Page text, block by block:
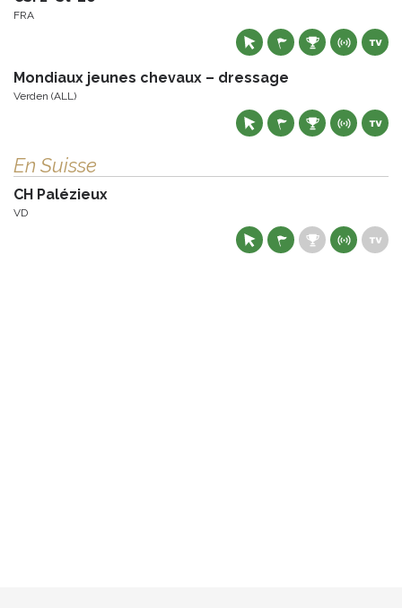
FRA
Mondiaux jeunes chevaux – dressage
Verden (ALL)
En Suisse
CH Palézieux
VD